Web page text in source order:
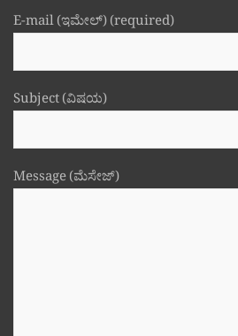
E-mail (ಇಮೇಲ್) (required)
Subject (ವಿಷಯ)
Message (ಮೆಸೇಜ್)